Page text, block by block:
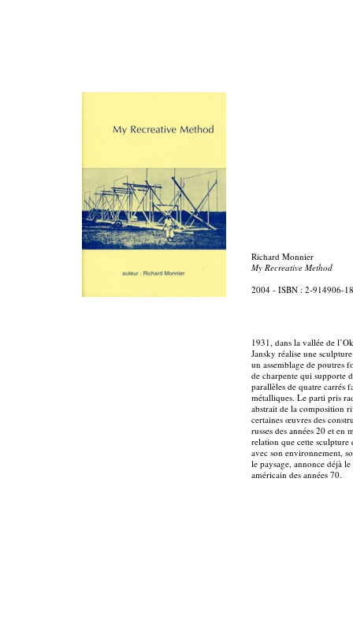
Richard Monnier
My Recreative Method
2004 - ISBN : 2-914906-
1931, dans la vallée de
Jansky réalise une
un assemblage de poutres
de charpente qui supporte
parallèles de quatre carrés
métalliques. Le parti pris
abstrait de la composition
certaines œuvres des
russes des années 20 et en
relation que cette sculpture
avec son environnement,
le paysage, annonce déjà
américain des années 70.